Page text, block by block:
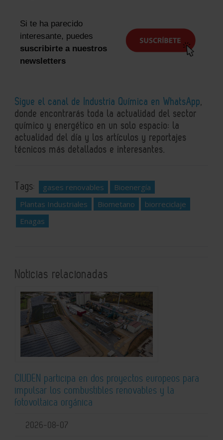
Si te ha parecido
interesante, puedes
suscribirte a nuestros
newsletters
Sigue el canal de Industria Química en WhatsApp,
donde encontrarás toda la actualidad del sector
químico y energético en un solo espacio: la
actualidad del día y los artículos y reportajes
técnicos más detallados e interesantes.
Tags: gases renovables
Bioenergía
Plantas Industriales
Biometano
biorreciclaje
Enagas
Noticias relacionadas
CIUDEN participa en dos proyectos europeos para
impulsar los combustibles renovables y la
fotovoltaica orgánica
2026-08-07